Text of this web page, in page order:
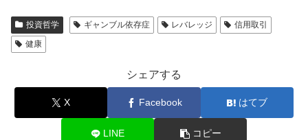
投資哲学 ギャンブル依存症 レバレッジ
信用取引
健康
シェアする
X Facebook はてブ
LINE コピー